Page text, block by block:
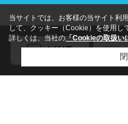
当サイトでは、お客様の当サイト利
して、クッキー（Cookie）を使用し
詳しくは、当社の 「Cookieの取扱い